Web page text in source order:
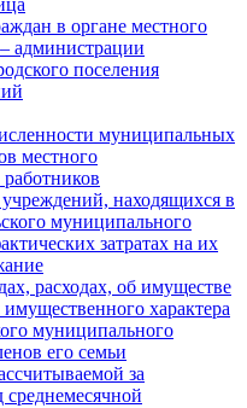
в органе местного
администрации
поселения
муниципальных
местного
находящихся в
муниципального
затратах на их
расходах, об имуществе
имущественного характера
муниципального
его семьи
за